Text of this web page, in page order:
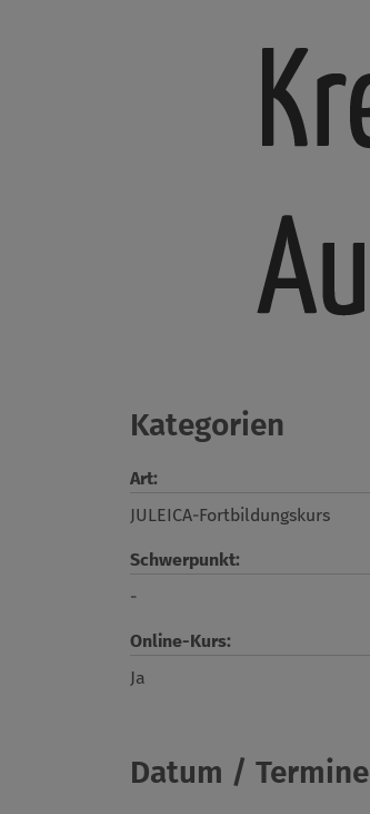
Kategorien
Art:
JULEICA-Fortbildungskurs
Schwerpunkt:
-
Online-Kurs:
Ja
Datum / Termine